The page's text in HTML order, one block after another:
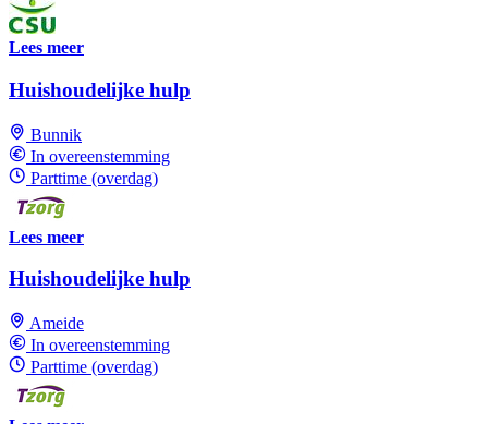
Lees meer
Huishoudelijke hulp
Bunnik
In overeenstemming
Parttime (overdag)
Lees meer
Huishoudelijke hulp
Ameide
In overeenstemming
Parttime (overdag)